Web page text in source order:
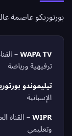
بورتوريكو عاصمة
WAPA TV
–
ترفيهية ورياضة
تيليموندو
الإسبانية
WIPR – القناة
وتعليمي